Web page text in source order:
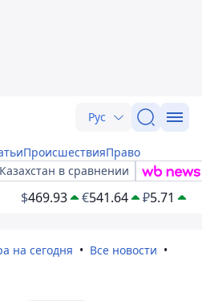
Рус
ПроисшествияПраво
в сравнении
$469.93 €541.64 ₽5.71
на сегодня
Все новости